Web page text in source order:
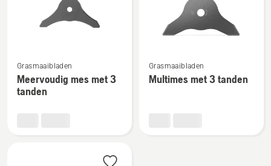
meer
details
over
Grasmaaibladen
Meervoudig mes met 3
tanden
meer
details
Grasmaaibladen
Multimes met 3 tanden